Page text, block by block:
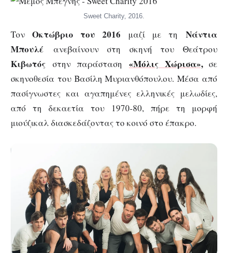
Sweet Charity, 2016.
ΤονΟκτώβριο του 2016 μαζί με τηΝάντια
Μπουλέ ανεβαίνουν στη σκηνή του Θεάτρου
Κιβωτός στην παράσταση«Μόλις Χώρισα»,σε
σκηνοθεσία του Βασίλη Μυριανθόπουλου. Μέσα από
πασίγνωστες και αγαπημένες ελληνικές μελωδίες,
από τη δεκαετία του 1970-80, πήρε τη μορφή
μιούζικαλ διασκεδάζοντας το κοινό στο έπακρο.